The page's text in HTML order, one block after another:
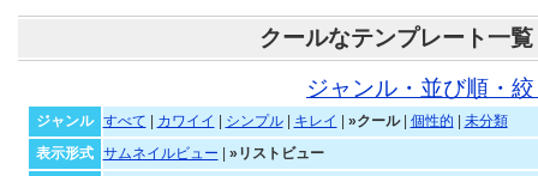
クールなテンプレート一覧
ジャンル・並び順・
ジャンル すべて カワイイ シンプル| キレイ »クール| 個性的
未分類
表示形式
サムネイルビュー
»リストビュー